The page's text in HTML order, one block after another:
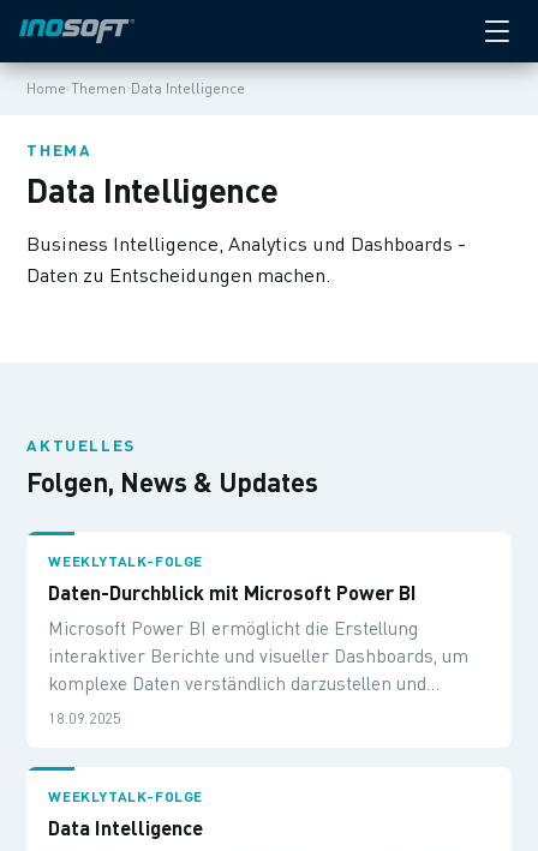
Home›Themen›Data Intelligence
THEMA
Data Intelligence
Business Intelligence, Analytics und Dashboards -
Daten zu Entscheidungen machen.
AKTUELLES
Folgen, News & Updates
WEEKLYTALK-FOLGE
Daten-Durchblick mit Microsoft Power BI
Microsoft Power BI ermöglicht die Erstellung
interaktiver Berichte und visueller Dashboards, um
komplexe Daten verständlich darzustellen und
fundierte Geschäftsentscheidungen zu treffen.
18.09.2025
WEEKLYTALK-FOLGE
Data Intelligence